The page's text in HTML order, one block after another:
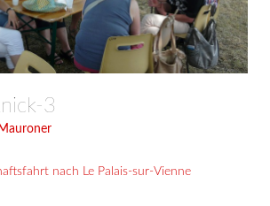
3
nach Le Palais-sur-Vienne